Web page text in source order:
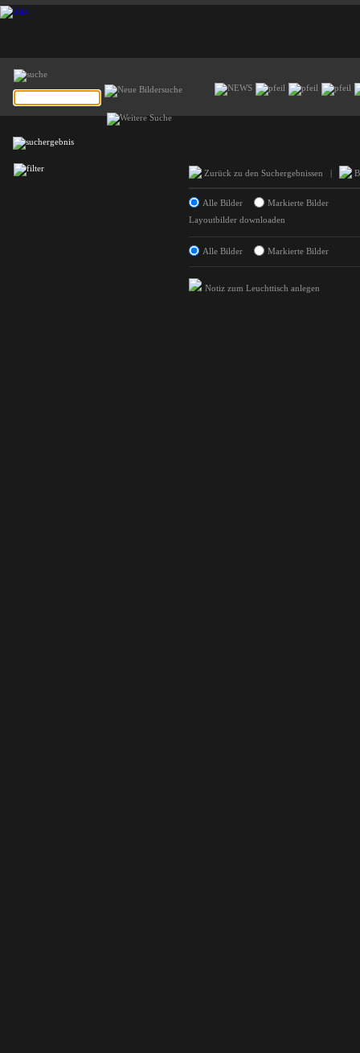
Zurück zu den Suchergebnissen |
Alle Bilder
Markierte Bilder
Layoutbilder downloaden
Alle Bilder Markierte Bilder
Notiz zum Leuchttisch anlegen